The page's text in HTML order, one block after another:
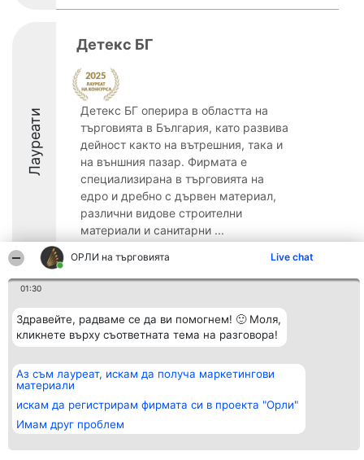
ОРЛИ на търговията Live chat
01:30
Здравейте, радваме се да ви помогнем! 🙂 Моля,
кликнете върху съответната тема на разговора!
Аз съм лауреат, искам да получа маркетингови
материали
искам да регистрирам фирмата си в проекта "Орли"
Имам друг проблем
Лауреати
Детекс БГ
Детекс БГ оперира в областта на
търговията в България, като развива
дейност както на вътрешния, така и
на външния пазар. Фирмата е
специализирана в търговията на
едро и дребно с дървен материал,
различни видове строителни
материали и санитарни ...
8.6
Организатор на
класиране
Beautiful Company S.R.L.
Sus Nr. 2, Bl. A30, Sc. A, Et.
4, Ap. 13
București 53-238
CUI 36737675
Класация
Списък на
победители
Правила
Политика за
Контакти